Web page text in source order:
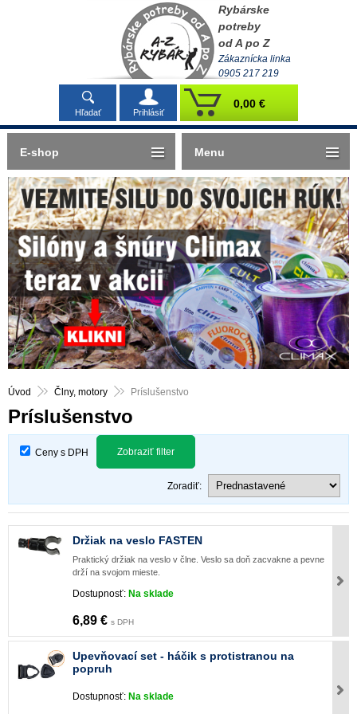
Rybárske
potreby
od A po Z
Zákaznícka linka
0905 217 219
Hľadať Prihlásiť
0,00 €
Úvod Člny, motory Príslušenstvo
Príslušenstvo
Ceny s DPH Zobraziť filter
Zoradiť:
Držiak na veslo FASTEN
Praktický držiak na veslo v člne. Veslo sa doň zacvakne a pevne
drží na svojom mieste.
Dostupnosť: Na sklade
6,89 € s DPH
Upevňovací set - háčik s protistranou na
popruh
Dostupnosť: Na sklade
E-shop Menu